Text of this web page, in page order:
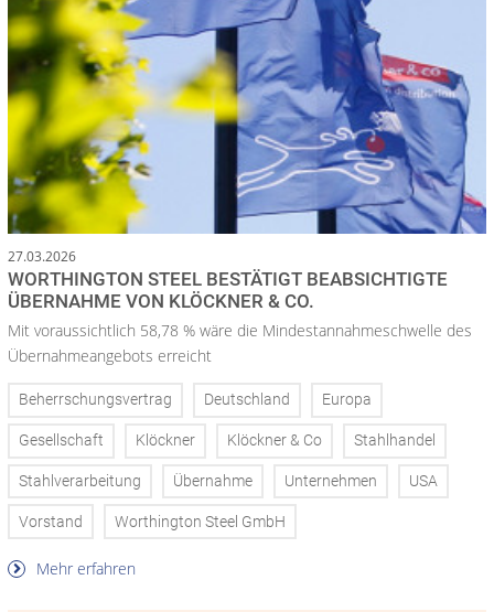
27.03.2026
WORTHINGTON STEEL BESTÄTIGT BEABSICHTIGTE
ÜBERNAHME VON KLÖCKNER & CO.
Mit voraussichtlich 58,78 % wäre die Mindestannahmeschwelle des
Übernahmeangebots erreicht
Beherrschungsvertrag Deutschland Europa
Gesellschaft Klöckner Klöckner & Co Stahlhandel
Stahlverarbeitung Übernahme Unternehmen USA
Vorstand Worthington Steel GmbH
Mehr erfahren